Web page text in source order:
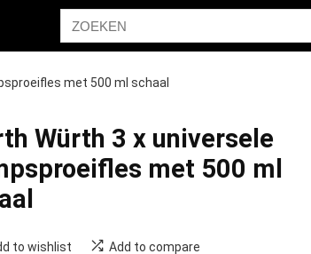
met 500 ml schaal
Würth 3 x universele
met 500 ml
to wishlist Add to compare